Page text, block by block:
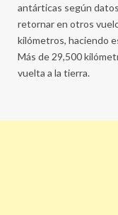
antárticas según
retornar en otros
kilómetros, haciendo
Más de 29,500
vuelta a la tierra.